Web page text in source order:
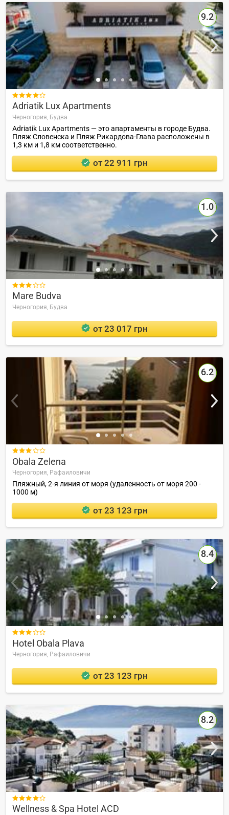
9.2

Adriatik Lux Apartments
Черногория, Будва
Adriatik Lux Apartments — это апартаменты в городе Будва.
Пляж Словенска и Пляж Рикардова-Глава расположены в
1,3 км и 1,8 км соответственно.
от 22 911 грн
1.0

Mare Budva
Черногория, Будва
от 23 017 грн
6.2

Obala Zelena
Черногория, Рафаиловичи
Пляжный, 2-я линия от моря (удаленность от моря 200 -
1000 м)
от 23 123 грн
8.4

Hotel Obala Plava
Черногория, Рафаиловичи
от 23 123 грн
8.2

Wellness & Spa Hotel ACD